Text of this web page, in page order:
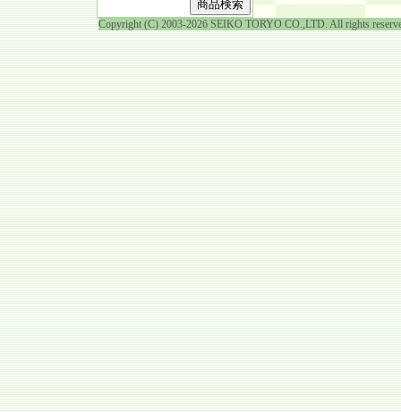
Copyright (C) 2003-2026 SEIKO TORYO CO.,LTD. All rights